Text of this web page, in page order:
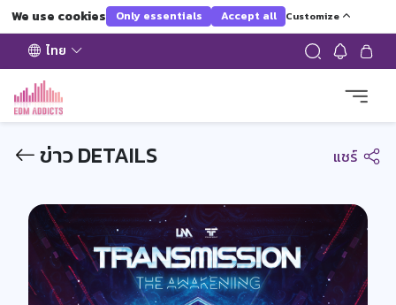
We use cookies Only essentials Accept all Customize
ไทย
ข่าว DETAILS แชร์